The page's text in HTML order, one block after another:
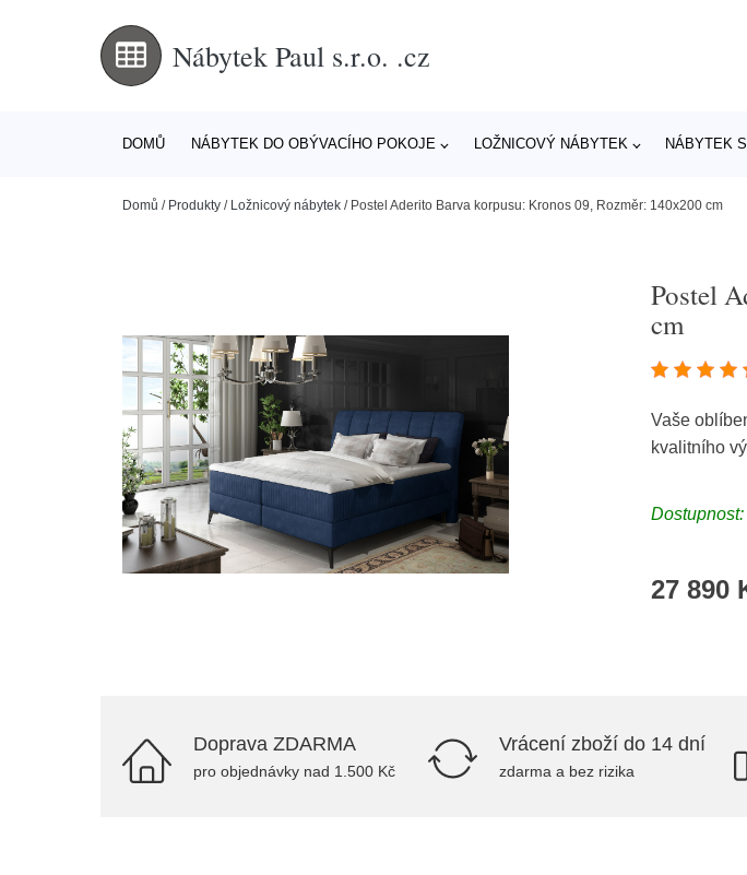
Nábytek Paul s.r.o. .cz
DOMŮ NÁBYTEK DO OBÝVACÍHO POKOJE LOŽNICOVÝ NÁBYTEK NÁBYTEK
Domů / Produkty / Ložnicový nábytek / Postel Aderito Barva korpusu: Kronos 09, Rozměr: 140x200 cm
Postel
cm
Vaše
kvalitního
27 890
Doprava ZDARMA
pro objednávky nad 1.500 Kč
Vrácení zboží do 14 dní
zdarma a bez rizika